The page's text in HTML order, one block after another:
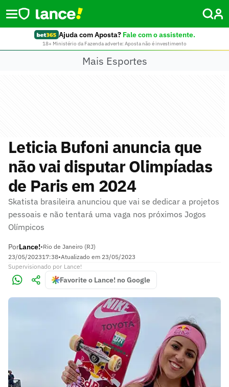
Ajuda com Aposta? Fale com o assistente.
18+ Ministério da Fazenda adverte: Aposta não é investimento
Mais Esportes
Leticia Bufoni anuncia que
não vai disputar Olimpíadas
de Paris em 2024
Skatista brasileira anunciou que vai se dedicar a projetos
pessoais e não tentará uma vaga nos próximos Jogos
Olímpicos
PorLance!•Rio de Janeiro (RJ)
23/05/202317:38•Atualizado em 23/05/2023
Supervisionado por Lance!
Favorite o Lance! no Google